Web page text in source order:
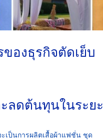
องธุรกิจตัดเย็บ
ลดต้นทุนในระยะ
เป็นการผลิตเสื้อผ้าแฟชั่น ชุด